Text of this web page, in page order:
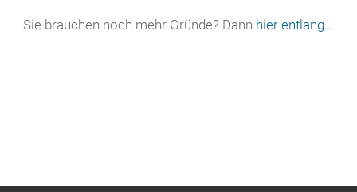
Sie brauchen noch mehr Gründe? Dann hier entlang...